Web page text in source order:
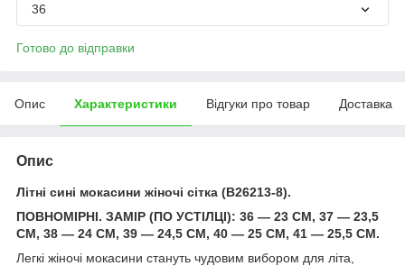
36
Готово до відправки
Опис Характеристики Відгуки про товар Доставка
Опис
Літні сині мокасини жіночі сітка (B26213-8).
ПОВНОМІРНІ. ЗАМІР (ПО УСТІЛЦІ): 36 — 23 СМ, 37 — 23,5
СМ, 38 — 24 СМ, 39 — 24,5 СМ, 40 — 25 СМ, 41 — 25,5 СМ.
Легкі жіночі мокасини стануть чудовим вибором для літа,